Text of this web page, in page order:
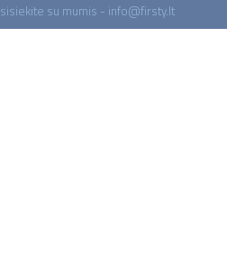
su mumis - info@firsty.lt